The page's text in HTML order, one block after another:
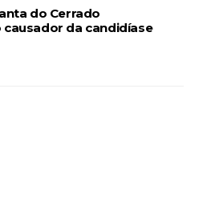
do Cerrado
da candidíase